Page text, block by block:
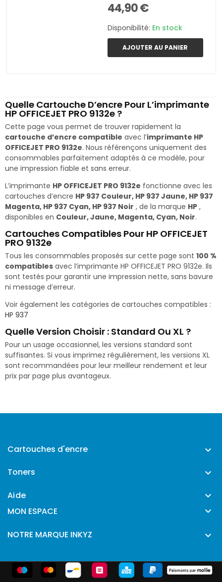
44,90 €
Disponibilité: En stock
AJOUTER AU PANIER
Quelle Cartouche D’encre Pour L’imprimante
HP OFFICEJET PRO 9132e ?
Cette page vous permet de trouver rapidement la
cartouche d’encre compatible avec l’imprimante HP
OFFICEJET PRO 9132e. Nous référençons uniquement des
consommables parfaitement adaptés à ce modèle, pour
une impression fiable et sans erreur.
L’imprimante HP OFFICEJET PRO 9132e fonctionne avec les
cartouches d’encre HP 937 Couleur, HP 937 Jaune, HP 937
Magenta, HP 937 Cyan, HP 937 Noir , de la marque HP ,
disponibles en Couleur, Jaune, Magenta, Cyan, Noir.
Cartouches Compatibles Pour HP OFFICEJET
PRO 9132e
Tous les consommables proposés sur cette page sont 100 %
compatibles avec l’imprimante HP OFFICEJET PRO 9132e. Ils
sont testés pour garantir une impression nette, sans bavure
ni message d’erreur.
Voir également les catégories de cartouches compatibles :
HP 937
Quelle Version Choisir : Standard Ou XL ?
Pour un usage occasionnel, les versions standard sont
suffisantes. Si vous imprimez régulièrement, les versions XL
sont recommandées pour leur meilleur rendement et leur
prix par page plus avantageux.
Cartouches d'encre 
Toners 
Aide 
MON ESPACE 
NOTRE MARQUE INKYZ 